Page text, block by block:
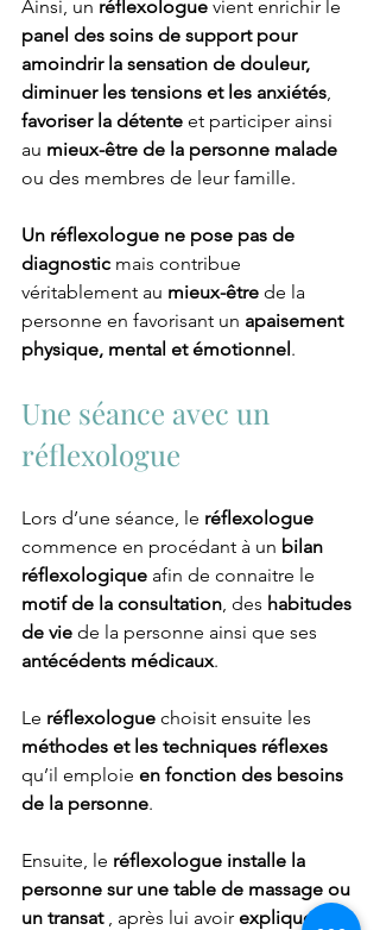
Ainsi, un réflexologue vient enrichir le
panel des soins de support pour
amoindrir la sensation de douleur,
diminuer les tensions et les anxiétés,
favoriser la détente et participer ainsi
au mieux-être de la personne malade
ou des membres de leur famille.
Un réflexologue ne pose pas de
diagnostic mais contribue
véritablement au mieux-être de la
personne en favorisant un apaisement
physique, mental et émotionnel.
Une séance avec un
réflexologue
Lors d’une séance, le réflexologue
commence en procédant à un bilan
réflexologique afin de connaitre le
motif de la consultation, des habitudes
de vie de la personne ainsi que ses
antécédents médicaux.
Le réflexologue choisit ensuite les
méthodes et les techniques réflexes
qu’il emploie en fonction des besoins
de la personne.
Ensuite, le réflexologue installe la
personne sur une table de massage ou
un transat , après lui avoir expliquer le